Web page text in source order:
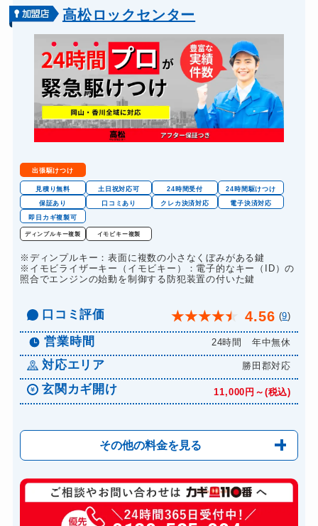
玄関カギ交換
車カギ開け 13,200円～(税込)
スーツケースカギ開け 8,800円～(税込)
金庫カギ開け 14,300円～(税込)
金庫カギ修理 11,000円～(税込)
金庫カギ交換
ドアノブカギ開け 10,780円～(税込)
ドアノブカギ作成 8,800円～(税込)
ドアノブカギ交換
高松ロックセンター
出張駆けつけ
見積り無料 土日祝対応可 24時間受付
24時間駆けつけ
保証あり
口コミあり クレカ決済対応
電子決済対応
即日カギ複製可
ディンプルキー複製 イモビキー複製
※ディンプルキー：表面に複数の小さなくぼみがある鍵
※イモビライザーキー（イモビキー）：電子的なキー（ID）の
照合でエンジンの始動を制御する防犯装置の付いた鍵
口コミ評価 ★★★★★ 4.56 (9)
営業時間 24時間 年中無休
対応エリア 勝田郡対応
玄関カギ開け 11,000円～(税込)
その他の料金を見る
玄関カギ修理 6,600円～(税込)
玄関カギ交換